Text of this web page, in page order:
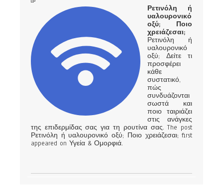
Ρετινόλη ή
υαλουρονικό
οξύ; Ποιο
χρειάζεσαι;
Ρετινόλη ή
υαλουρονικό
οξύ; Δείτε τι
προσφέρει
κάθε
συστατικό,
πώς
συνδυάζονται
σωστά και
ποιο ταιριάζει
στις ανάγκες
της επιδερμίδας σας για τη ρουτίνα σας. The post
Ρετινόλη ή υαλουρονικό οξύ; Ποιο χρειάζεσαι; first
appeared on Υγεία & Ομορφιά.